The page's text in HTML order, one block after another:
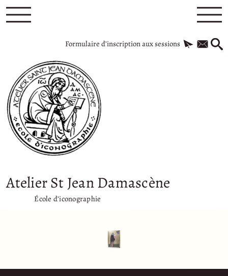
Formulaire d’inscription aux sessions
Atelier St Jean Damascène
École d’iconographie